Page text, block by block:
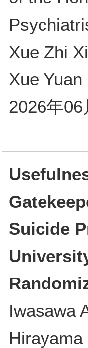
Xue Zhi
Xue
2026年06
Suicide
Iwasawa
Hirayama